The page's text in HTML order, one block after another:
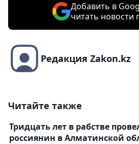
Добавить в
читать новости
Редакция Zakon.kz
Читайте также
Тридцать лет в рабстве
россиянин в Алматинской